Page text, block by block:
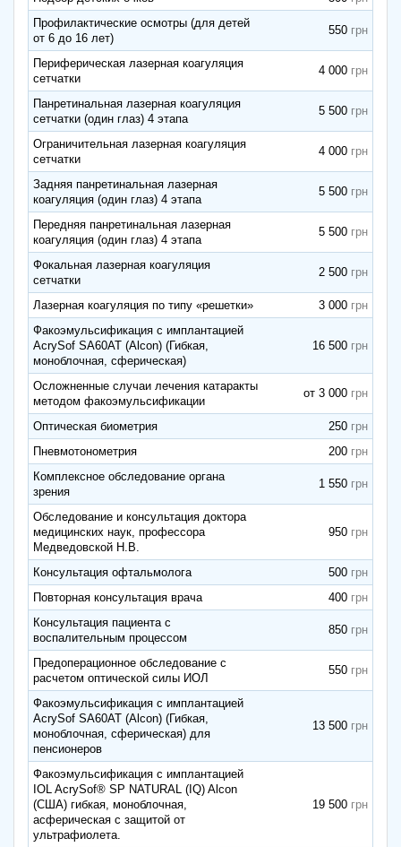
Профилактические осмотры (для детей
от 6 до 16 лет)
550
Периферическая лазерная коагуляция
сетчатки
4 000
Панретинальная лазерная коагуляция
сетчатки (один глаз) 4 этапа
5 500
Ограничительная лазерная коагуляция
сетчатки
4 000
Задняя панретинальная лазерная
коагуляция (один глаз) 4 этапа
5 500
Передняя панретинальная лазерная
коагуляция (один глаз) 4 этапа
5 500
Фокальная лазерная коагуляция
сетчатки
2 500
Лазерная коагуляция по типу «решетки»
3 000
Факоэмульсификация с имплантацией
AcrySof SA60AT (Alcon) (Гибкая,
моноблочная, сферическая)
16 500
Осложненные случаи лечения катаракты
методом факоэмульсификации
от 3 000
Оптическая биометрия
250
Пневмотонометрия
200
Комплексное обследование органа
зрения
1 550
Обследование и консультация доктора
медицинских наук, профессора
Медведовской Н.В.
950
Консультация офтальмолога
500
Повторная консультация врача
400
Консультация пациента с
воспалительным процессом
850
Предоперационное обследование с
расчетом оптической силы ИОЛ
550
Факоэмульсификация с имплантацией
AcrySof SA60AT (Alcon) (Гибкая,
моноблочная, сферическая) для
пенсионеров
13 500
Факоэмульсификация с имплантацией
IOL AcrySof® SP NATURAL (IQ) Alcon
(США) гибкая, моноблочная,
асферическая с защитой от
ультрафиолета.
19 500